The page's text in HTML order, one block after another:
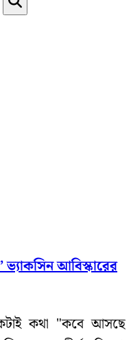
আবিস্কারের
কথা "কবে আসছে